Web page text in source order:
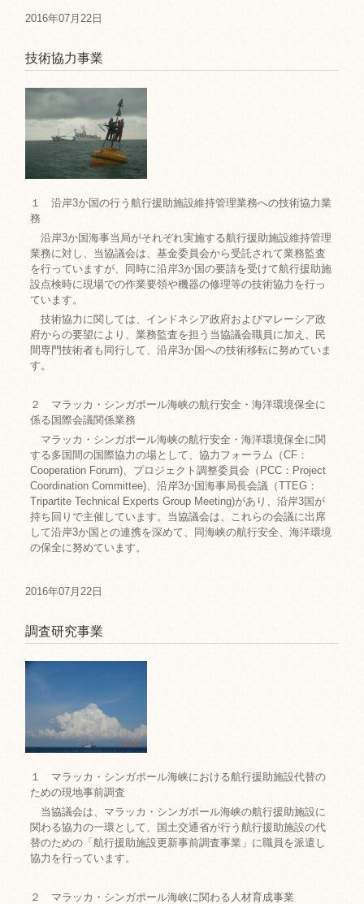
2016年07月22日
技術協力事業
１ 沿岸3か国の行う航行援助施設維持管理業務への技術協力業
務
沿岸3か国海事当局がそれぞれ実施する航行援助施設維持管理
業務に対し、当協議会は、基金委員会から受託されて業務監査
を行っていますが、同時に沿岸3か国の要請を受けて航行援助施
設点検時に現場での作業要領や機器の修理等の技術協力を行っ
ています。
技術協力に関しては、インドネシア政府およびマレーシア政
府からの要望により、業務監査を担う当協議会職員に加え、民
間専門技術者も同行して、沿岸3か国への技術移転に努めていま
す。
２ マラッカ・シンガポール海峡の航行安全・海洋環境保全に
係る国際会議関係業務
マラッカ・シンガポール海峡の航行安全・海洋環境保全に関
する多国間の国際協力の場として、協力フォーラム（CF：
Cooperation Forum)、プロジェクト調整委員会（PCC：Project
Coordination Committee)、沿岸3か国海事局長会議（TTEG：
Tripartite Technical Experts Group Meeting)があり、沿岸3国が
持ち回りで主催しています。当協議会は、これらの会議に出席
して沿岸3か国との連携を深めて、同海峡の航行安全、海洋環境
の保全に努めています。
2016年07月22日
調査研究事業
１ マラッカ・シンガポール海峡における航行援助施設代替の
ための現地事前調査
当協議会は、マラッカ・シンガポール海峡の航行援助施設に
関わる協力の一環として、国土交通省が行う航行援助施設の代
替のための「航行援助施設更新事前調査事業」に職員を派遣し
協力を行っています。
２ マラッカ・シンガポール海峡に関わる人材育成事業